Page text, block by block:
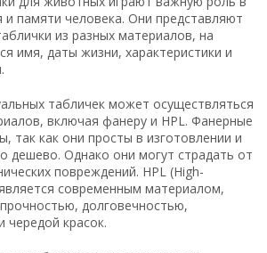
памяти человека. Они представляют
из разных материалов, на
имя, даты жизни, характеристики и
табличек может осуществляться
включая фанеру и HPL. Фанерные
так как они просты в изготовлении и
дешево. Однако они могут страдать от
повреждений. HPL (High-
современным материалом,
долговечностью,
чередой красок.